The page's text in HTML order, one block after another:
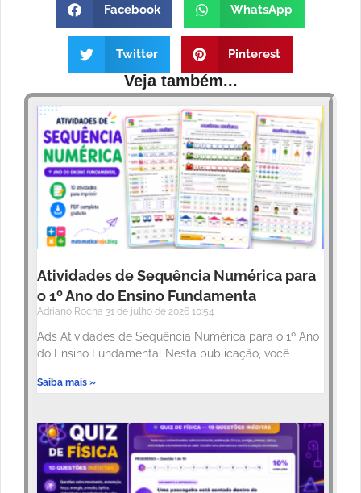
Facebook WhatsApp
Twitter Pinterest
Veja também...
Atividades de Sequência Numérica para
o 1º Ano do Ensino Fundamenta
Adriano Rocha 31 de julho de 2026 10:54
Ads Atividades de Sequência Numérica para o 1º Ano
do Ensino Fundamental Nesta publicação, você
Saiba mais »